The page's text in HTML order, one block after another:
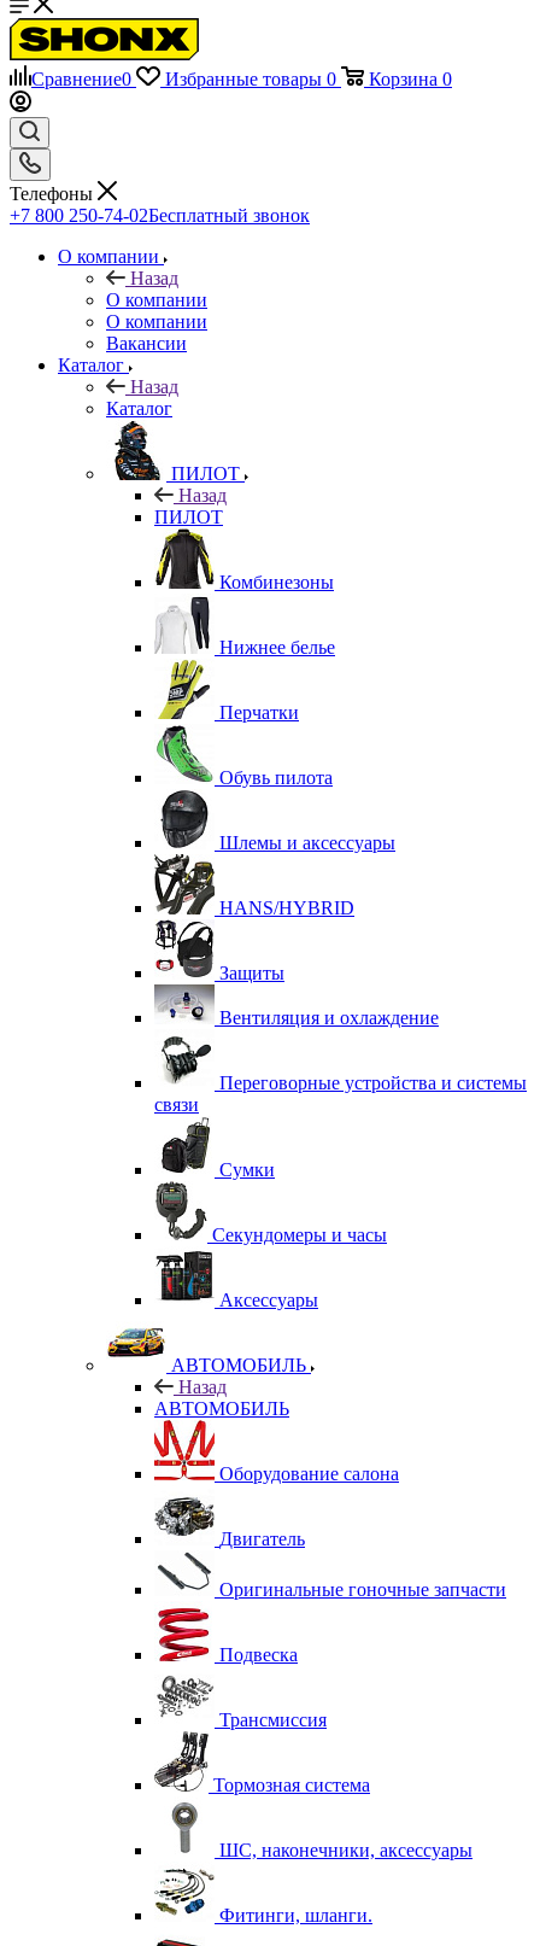
Сравнение0 Избранные товары 0 Корзина 0
Телефоны
+7 800 250-74-02Бесплатный звонок
О компании
Назад
О компании
О компании
Вакансии
Каталог
Назад
Каталог
ПИЛОТ
Назад
ПИЛОТ
Комбинезоны
Нижнее белье
Перчатки
Обувь пилота
Шлемы и аксессуары
HANS/HYBRID
Защиты
Вентиляция и охлаждение
Переговорные устройства и системы
связи
Сумки
Секундомеры и часы
Аксессуары
АВТОМОБИЛЬ
Назад
АВТОМОБИЛЬ
Оборудование салона
Двигатель
Оригинальные гоночные запчасти
Подвеска
Трансмиссия
Тормозная система
ШС, наконечники, аксессуары
Фитинги, шланги.